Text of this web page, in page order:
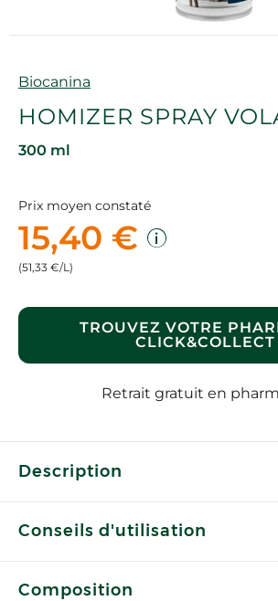
Marque
Biocanina
HOMIZER SPRAY
300 ml
Prix moyen constaté
15,40 €
(51,33 €/L)
TROUVEZ VOTRE
CLICK&COLLECT
Retrait gratuit en
Description
Conseils d'utilisation
Composition